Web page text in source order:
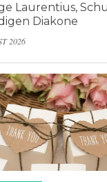
Laurentius,
Diakone
2026